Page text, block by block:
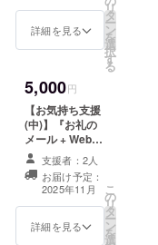
用し、音楽
教室を始
め、11 組の
成。
生徒を家臣
と呼ぶ。音
楽祭「ソギ
☆オン」を
開催した。
学校
という場所
ンドタ
オル
元レス
ラーと
のコラ
ボでこ
のよう
なデザ
インに
なって
おりま
れらを
クト四
国編』
&『綾川
(DVD)
１セッ
ト ■天
歌布武
信長の
綾川町
をテー
収録し
詳細を見る
リ
タ
ー
ン
を
選
択
す
る
5,000円
【お気持ち支援
(中)】『お礼の
メール + Webと
作品集にお名前
掲載』 芸術祭
ホームページと
作品集に支援者
様のお名前
（ニックネー
支援者：2人
お届け予定：
2025年11月
詳細を見る
こ
の
リ
タ
ー
ン
を
選